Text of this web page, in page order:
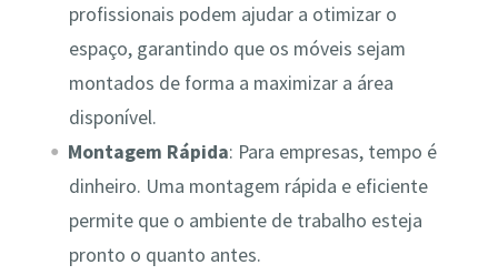
profissionais podem ajudar a otimizar o
espaço, garantindo que os móveis sejam
montados de forma a maximizar a área
disponível.
Montagem Rápida: Para empresas, tempo é
dinheiro. Uma montagem rápida e eficiente
permite que o ambiente de trabalho esteja
pronto o quanto antes.